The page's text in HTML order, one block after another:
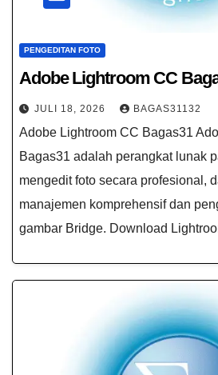
PENGEDITAN FOTO
Adobe Lightroom CC
JULI 18, 2026 BAGAS31132
Adobe Lightroom CC Bagas31
Bagas31 adalah perangkat lunak
mengedit foto secara profesional,
manajemen komprehensif dan
gambar Bridge. Download